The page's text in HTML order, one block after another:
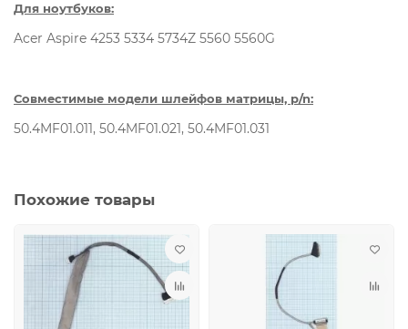
Для ноутбуков:
Acer Aspire 4253 5334 5734Z 5560 5560G
Совместимые модели шлейфов матрицы, p/n:
50.4MF01.011, 50.4MF01.021, 50.4MF01.031
Похожие товары